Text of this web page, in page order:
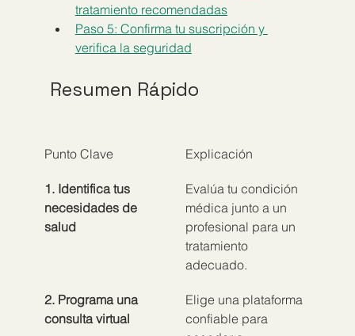
tratamiento recomendadas
Paso 5: Confirma tu suscripción y
verifica la seguridad
Resumen Rápido
Punto Clave Explicación
1. Identifica tus
necesidades de
salud
Evalúa tu condición
médica junto a un
profesional para un
tratamiento
adecuado.
2. Programa una
consulta virtual
Elige una plataforma
confiable para